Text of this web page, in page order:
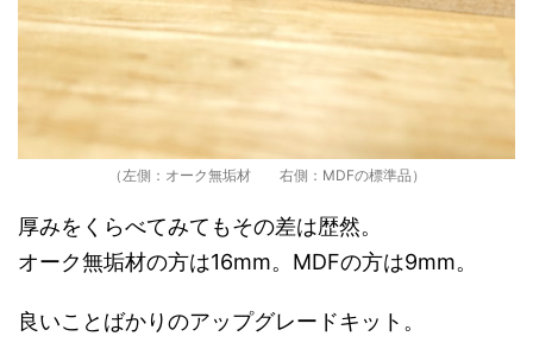
（左側：オーク無垢材 右側：MDFの標準品）
厚みをくらべてみてもその差は歴然。
オーク無垢材の方は16mm。MDFの方は9mm。
良いことばかりのアップグレードキット。